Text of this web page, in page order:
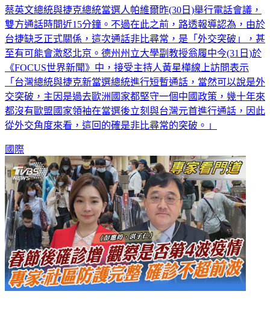
蔡英文總統與捷克總統當選人帕維爾昨(30日)舉行電話會議，
雙方通話時間近15分鐘。不過在此之前，路透報導認為，由於
台捷缺乏正式關係，這次通話非比尋常，是「外交突破」，甚
至有可能會激怒北京。德州州立大學副教授翁履中今(31日)於
《FOCUS世界新聞》中，接受主持人黃星樺線上訪問表示
「台灣總統與捷克新當選總統進行短暫通話，當然可以說是外
交突破，主因是過去歐洲國家都堅守一個中國政策，幾十年來
都沒有歐盟國家領袖在當選後立刻與台灣元首進行通話，因此
從外交角度來看，這回的確是非比尋常的突破。」
國際